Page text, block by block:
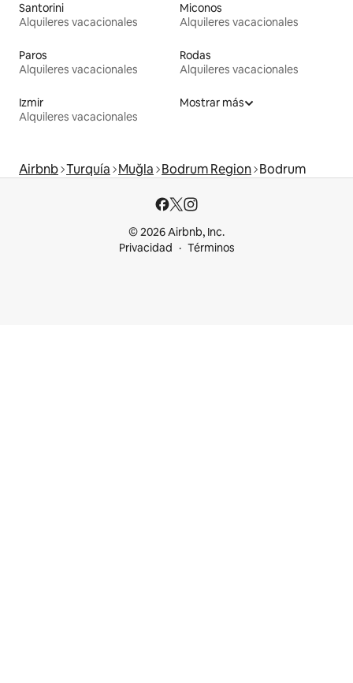
Santorini
Alquileres vacacionales
Miconos
Alquileres vacacionales
Paros
Alquileres vacacionales
Rodas
Alquileres vacacionales
Izmir
Alquileres vacacionales
Mostrar más
Airbnb Turquía Muğla Bodrum Region Bodrum
© 2026 Airbnb, Inc.
Privacidad
Términos